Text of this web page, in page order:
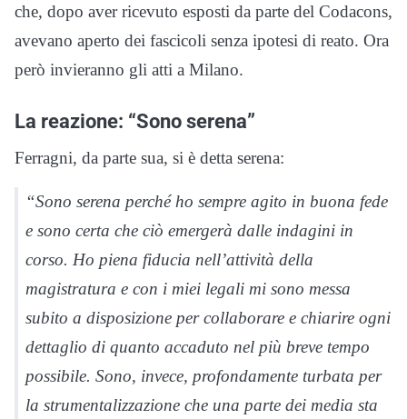
che, dopo aver ricevuto esposti da parte del Codacons,
avevano aperto dei fascicoli senza ipotesi di reato. Ora
però invieranno gli atti a Milano.
La reazione: “Sono serena”
Ferragni, da parte sua, si è detta serena:
“Sono serena perché ho sempre agito in buona fede
e sono certa che ciò emergerà dalle indagini in
corso. Ho piena fiducia nell’attività della
magistratura e con i miei legali mi sono messa
subito a disposizione per collaborare e chiarire ogni
dettaglio di quanto accaduto nel più breve tempo
possibile. Sono, invece, profondamente turbata per
la strumentalizzazione che una parte dei media sta